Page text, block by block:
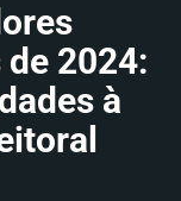
2024:
à